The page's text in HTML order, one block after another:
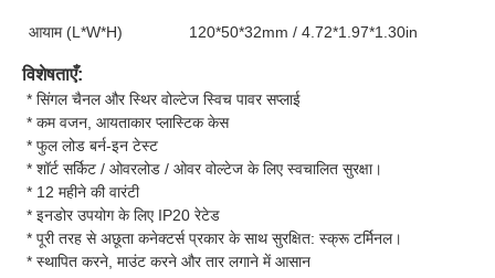
आयाम (L*W*H) 120*50*32mm / 4.72*1.97*1.30in
विशेषताएँ:
* सिंगल चैनल और स्थिर वोल्टेज स्विच पावर सप्लाई
* कम वजन, आयताकार प्लास्टिक केस
* फुल लोड बर्न-इन टेस्ट
* शॉर्ट सर्किट / ओवरलोड / ओवर वोल्टेज के लिए स्वचालित सुरक्षा।
* 12 महीने की वारंटी
* इनडोर उपयोग के लिए IP20 रेटेड
* पूरी तरह से अछूता कनेक्टर्स प्रकार के साथ सुरक्षित: स्क्रू टर्मिनल।
* स्थापित करने, माउंट करने और तार लगाने में आसान